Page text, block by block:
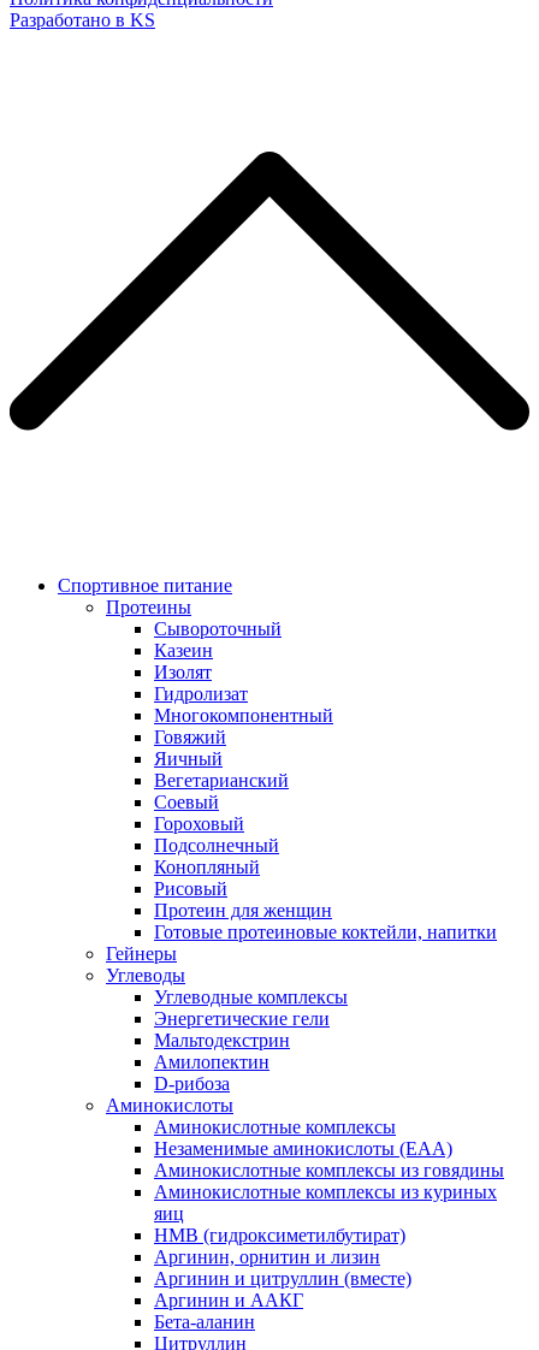
Разработано в KS
Спортивное питание
Протеины
Сывороточный
Казеин
Изолят
Гидролизат
Многокомпонентный
Говяжий
Яичный
Вегетарианский
Соевый
Гороховый
Подсолнечный
Конопляный
Рисовый
Протеин для женщин
Готовые протеиновые коктейли, напитки
Гейнеры
Углеводы
Углеводные комплексы
Энергетические гели
Мальтодекстрин
Амилопектин
D-рибоза
Аминокислоты
Аминокислотные комплексы
Незаменимые аминокислоты (EAA)
Аминокислотные комплексы из говядины
Аминокислотные комплексы из куриных
яиц
HMB (гидроксиметилбутират)
Аргинин, орнитин и лизин
Аргинин и цитруллин (вместе)
Аргинин и ААКГ
Бета-аланин
Цитруллин